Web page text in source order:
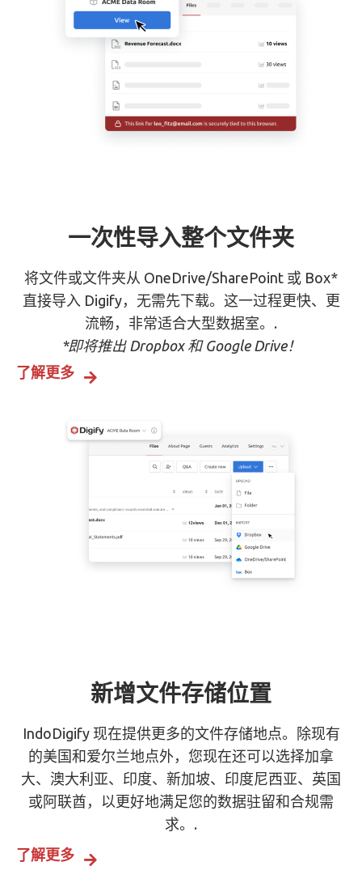
一次性导入整个文件夹
将文件或文件夹从 OneDrive/SharePoint 或 Box*
直接导入 Digify，无需先下载。这一过程更快、更
流畅，非常适合大型数据室。.
*即将推出 Dropbox 和 Google Drive！
了解更多
新增文件存储位置
IndoDigify 现在提供更多的文件存储地点。除现有
的美国和爱尔兰地点外，您现在还可以选择加拿
大、澳大利亚、印度、新加坡、印度尼西亚、英国
或阿联酋，以更好地满足您的数据驻留和合规需
求。.
了解更多